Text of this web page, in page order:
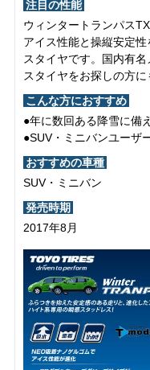
注目の性能
ウィンタートランパス
アイス性能と操縦安定
スタイヤです。国内有
スタイヤをお探しの方に
こんな方におすすめ
●年に数回ある降雪に備
●SUV・ミニバンユーザ
おすすめの車種
SUV・ミニバン
発売時期
2017年8月